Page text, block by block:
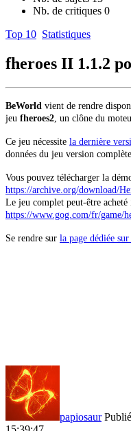
Nb. de critiques 0
Top 10 Statistiques
fheroes II 1.1.2
BeWorld vient de rendre
jeu fheroes2 , un clône du
Ce jeu nécessite la dernière
données du jeu version
Vous pouvez télécharger la
https://archive.org/download/
Le jeu complet peut-être acheté
https://www.gog.com/fr/game/
Se rendre sur la page dédiée
papiosaur